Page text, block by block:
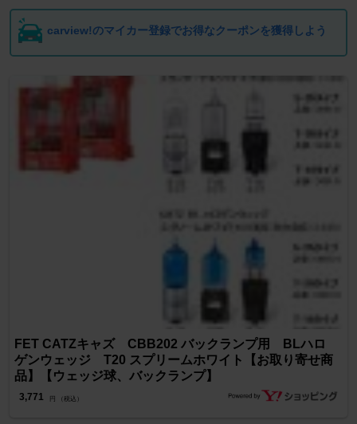
carview!のマイカー登録でお得なクーポンを獲得しよう
FET CATZキャズ CBB202 バックランプ用 BLハロ
ゲンウェッジ T20 スプリームホワイト【お取り寄せ商
品】【ウェッジ球、バックランプ】
3,771 円 （税込）